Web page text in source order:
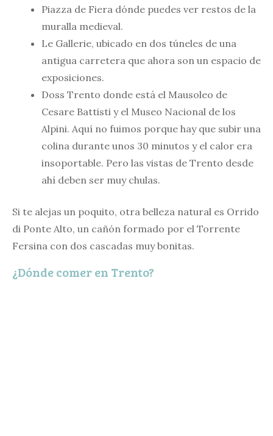
Piazza de Fiera dónde puedes ver restos de la
muralla medieval.
Le Gallerie, ubicado en dos túneles de una
antigua carretera que ahora son un espacio de
exposiciones.
Doss Trento donde está el Mausoleo de
Cesare Battisti y el Museo Nacional de los
Alpini. Aquí no fuimos porque hay que subir una
colina durante unos 30 minutos y el calor era
insoportable. Pero las vistas de Trento desde
ahí deben ser muy chulas.
Si te alejas un poquito, otra belleza natural es Orrido
di Ponte Alto, un cañón formado por el Torrente
Fersina con dos cascadas muy bonitas.
¿Dónde comer en Trento?